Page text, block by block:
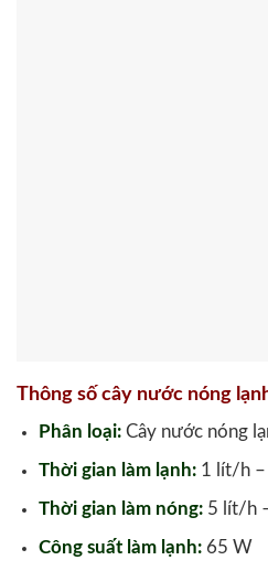
Thông số cây nước nóng
Phân loại:Cây nước nóng
Thời gian làm lạnh:1 lít/h –
Thời gian làm nóng:5 lít/h
Công suất làm lạnh:65 W